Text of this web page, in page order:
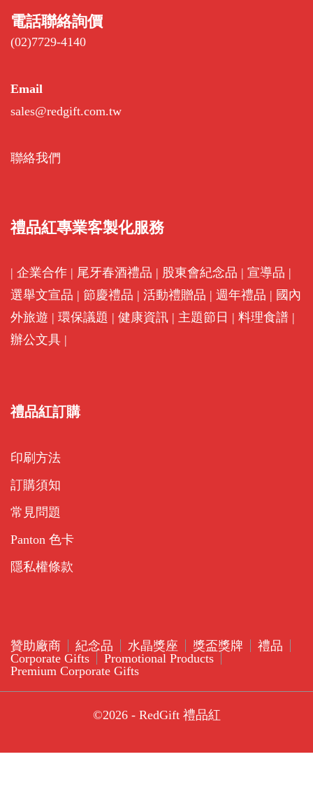
電話聯絡詢價
(02)7729-4140
Email
sales@redgift.com.tw
聯絡我們
禮品紅專業客製化服務
| 企業合作 | 尾牙春酒禮品 | 股東會紀念品 | 宣導品 |
選舉文宣品 | 節慶禮品 | 活動禮贈品 | 週年禮品 | 國內
外旅遊 | 環保議題 | 健康資訊 | 主題節日 | 料理食譜 |
辦公文具 |
禮品紅訂購
印刷方法
訂購須知
常見問題
Panton 色卡
隱私權條款
贊助廠商 紀念品 水晶獎座 獎盃獎牌
禮品
Corporate Gifts
Promotional Products
Premium Corporate Gifts
©2026 - RedGift 禮品紅